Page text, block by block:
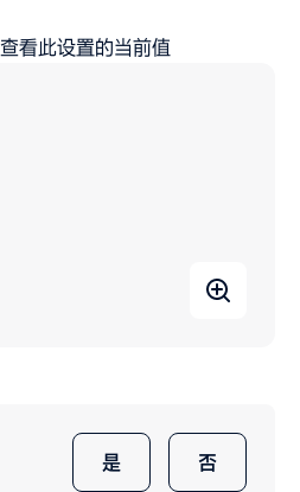
看此设置的当前值
是 否